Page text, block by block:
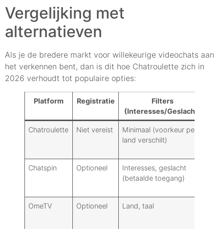
Vergelijking met
alternatieven
Als je de bredere markt voor willekeurige videochats aan
het verkennen bent, dan is dit hoe Chatroulette zich in
2026 verhoudt tot populaire opties:
Platform Registratie
Filters
(Interesses/Geslacht)
Chatroulette Niet vereist
Minimaal (voorkeur per
land verschilt)
Chatspin Optioneel
Interesses, geslacht
(betaalde toegang)
OmeTV Optioneel Land, taal